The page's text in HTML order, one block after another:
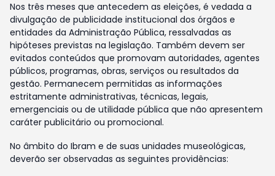
Nos três meses que antecedem as eleições, é vedada a
divulgação de publicidade institucional dos órgãos e
entidades da Administração Pública, ressalvadas as
hipóteses previstas na legislação. Também devem ser
evitados conteúdos que promovam autoridades, agentes
públicos, programas, obras, serviços ou resultados da
gestão. Permanecem permitidas as informações
estritamente administrativas, técnicas, legais,
emergenciais ou de utilidade pública que não apresentem
caráter publicitário ou promocional.
No âmbito do Ibram e de suas unidades museológicas,
deverão ser observadas as seguintes providências: